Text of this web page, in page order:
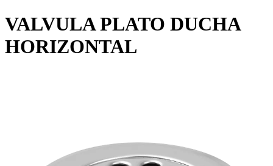
VALVULA PLATO DUCHA
HORIZONTAL